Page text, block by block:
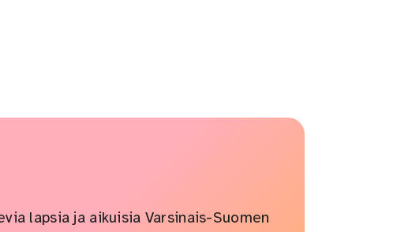
lapsia ja aikuisia Varsinais-Suomen